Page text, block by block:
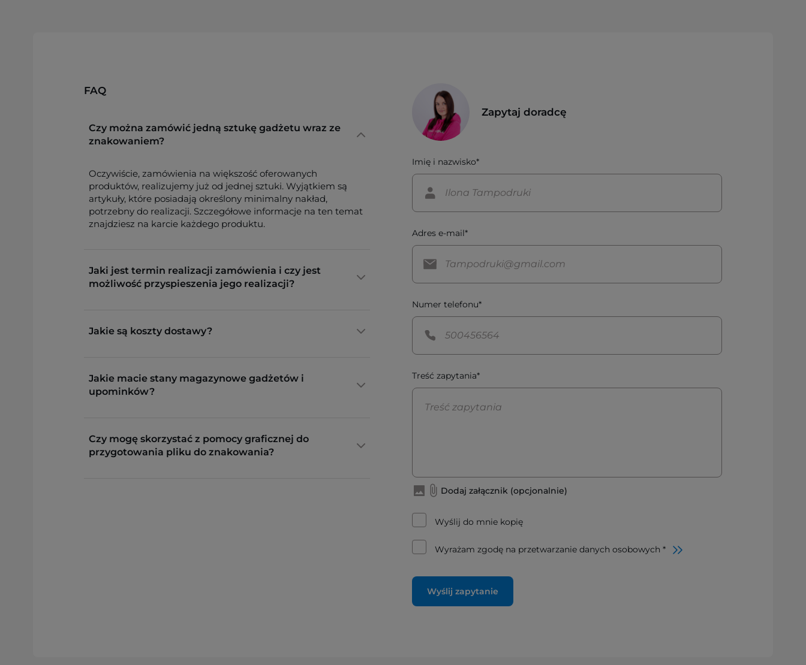
FAQ
Czy można zamówić jedną sztukę gadżetu wraz ze
znakowaniem?
Oczywiście, zamówienia na większość oferowanych
produktów, realizujemy już od jednej sztuki. Wyjątkiem są
artykuły, które posiadają określony minimalny nakład,
potrzebny do realizacji. Szczegółowe informacje na ten temat
znajdziesz na karcie każdego produktu.
Jaki jest termin realizacji zamówienia i czy jest
możliwość przyspieszenia jego realizacji?
Jakie są koszty dostawy?
Jakie macie stany magazynowe gadżetów i
upominków?
Czy mogę skorzystać z pomocy graficznej do
przygotowania pliku do znakowania?
Zapytaj doradcę
Imię i nazwisko*
Adres e-mail*
Numer telefonu*
Treść zapytania*
Dodaj załącznik (opcjonalnie)
Wyślij do mnie kopię
Wyrażam zgodę na przetwarzanie danych osobowych *
Wyślij zapytanie